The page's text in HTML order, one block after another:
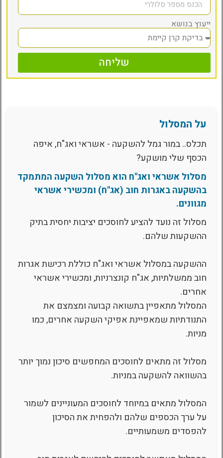
ייעוץ בנושא
שליחה
על המסלול
תכלס.. במור גמל להשקעה - אשראי ואג"ח, איפה
הכסף שלי מושקע?
מסלול אשראי ואג"ח הוא מסלול השקעה המתמקד
בהשקעה באגרות חוב (אג"ח) ומכשירי אשראי
מגוונים.
מסלול זה נועד להציע לחוסכים יציבות יחסית בתיק
ההשקעות שלהם.
ההשקעה במסלול אשראי ואג"ח כוללת רכישת אגרות
חוב ממשלתיות, אג"ח קונצרניות, ומכשירי אשראי
אחרים.
המסלול מתאפיין בתשואה קבועה ומצמצם את
התנודתיות שמאפיינת אפיקי השקעה אחרים, כמו
מניות.
מסלול זה מתאים לחוסכים המחפשים סיכון נמוך יותר
בהשוואה להשקעה במניות.
המסלול מתאים במיוחד לחוסכים המעוניינים לשמור
על ערך הכספים שלהם ולהפחית את הסיכון
להפסדים משמעותיים.